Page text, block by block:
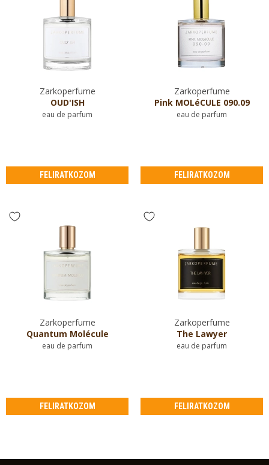
Zarkoperfume
OUD'ISH
eau de parfum
FELIRATKOZOM
Zarkoperfume
Pink MOLéCULE 090.09
eau de parfum
FELIRATKOZOM
Zarkoperfume
Quantum Molécule
eau de parfum
FELIRATKOZOM
Zarkoperfume
The Lawyer
eau de parfum
FELIRATKOZOM